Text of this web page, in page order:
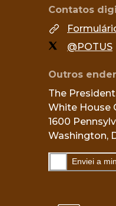
Contatos
@POTUS
Outros
The
White House
1600
Washington,
Enviei a